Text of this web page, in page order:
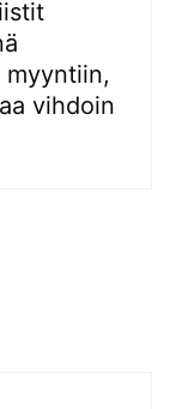
vihdoin